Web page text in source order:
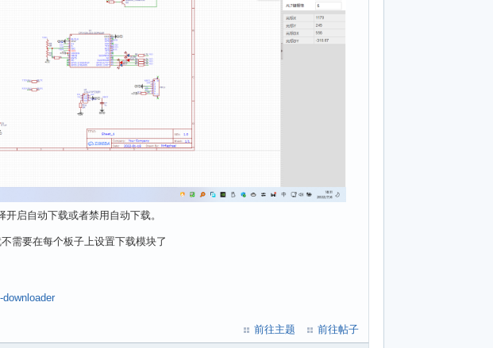
启自动下载或者禁用自动下载。
需要在每个板子上设置下载模块了
前往主题 前往帖子